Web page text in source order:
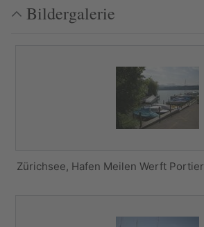
Bildergalerie
Zürichsee, Hafen Meilen Werft Portier